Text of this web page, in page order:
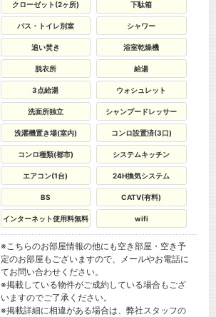
クローゼット(2ヶ所) 下駄箱
バス・トイレ別室 シャワー
追い焚き 浴室乾燥機
脱衣所 給湯
3点給湯 ウォシュレット
洗面所独立 シャンプードレッサー
洗濯機置き場(室内) コンロ設置済(3口)
コンロ種類(都市) システムキッチン
エアコン(1台) 24H換気システム
BS CATV(有料)
インターネット使用料無料 wifi
※こちらのお部屋情報の他にも空き部屋・空き予
定のお部屋もございますので、メールやお電話に
てお問い合わせください。
※掲載している物件がご成約している場合もござ
いますのでご了承ください。
※掲載詳細に相違がある場合は、弊社スタッフの